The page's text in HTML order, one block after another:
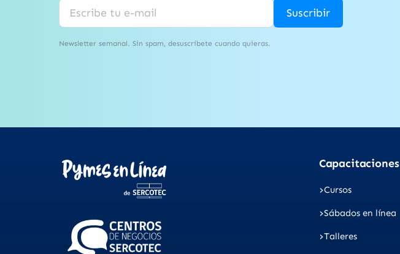
Newsletter semanal. Sin spam, desuscríbete cuando quieras.
Suscribir
Capacitaciones
Cursos
Sábados en línea
Talleres